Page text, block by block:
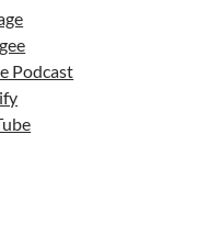
Podcast